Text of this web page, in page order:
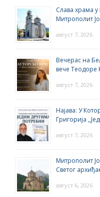
Слава храма
Митрополит
август 7, 2026
Вечерас на
вече Теодоре
август 7, 2026
Најава: У
Григорија
август 7, 2026
Митрополит
Светог
август 6, 2026